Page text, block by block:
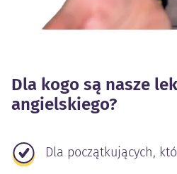
Dla kogo są nasze
angielskiego?
Dla początkujących,